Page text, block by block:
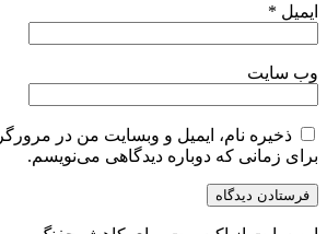
ایمیل *
وب‌ سایت
ذخیره نام، ایمیل و وبسایت من در مرورگر
برای زمانی که دوباره دیدگاهی می‌نویسم.